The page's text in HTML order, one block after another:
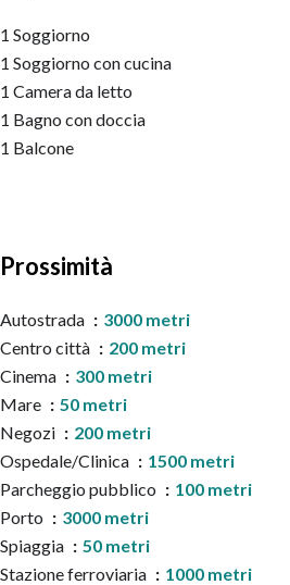
1 Soggiorno
1 Soggiorno con cucina
1 Camera da letto
1 Bagno con doccia
1 Balcone
Prossimità
Autostrada
3000 metri
Centro città
200 metri
Cinema
300 metri
Mare
50 metri
Negozi
200 metri
Ospedale/Clinica
1500 metri
Parcheggio pubblico
100 metri
Porto
3000 metri
Spiaggia
50 metri
Stazione ferroviaria
1000 metri